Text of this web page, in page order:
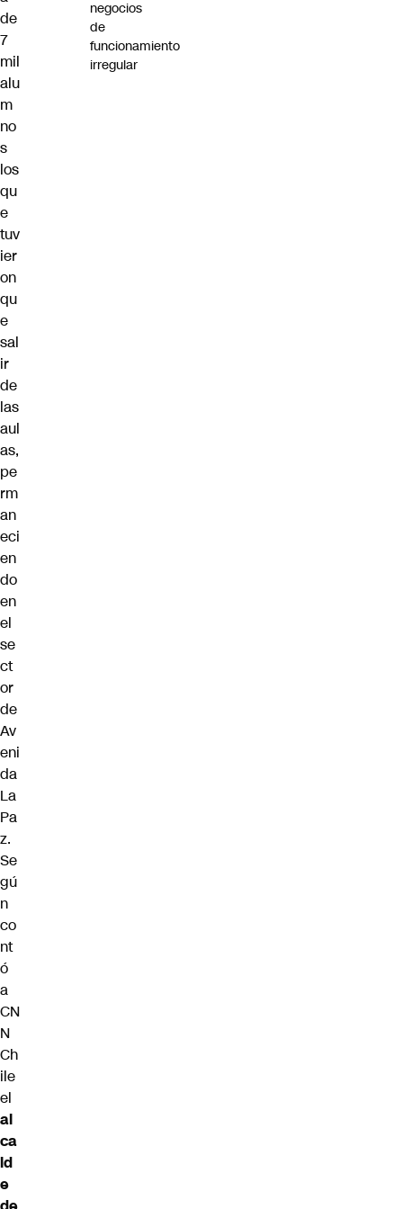
de
7
mil
alu
m
no
s
los
qu
e
tuv
ier
on
qu
e
sal
ir
de
las
aul
as,
pe
rm
an
eci
en
do
en
el
se
ct
or
de
Av
eni
da
La
Pa
z.
Se
gú
n
co
nt
ó
a
CN
N
Ch
ile
el
al
ca
ld
e
negocios
de
funcionamiento
irregular